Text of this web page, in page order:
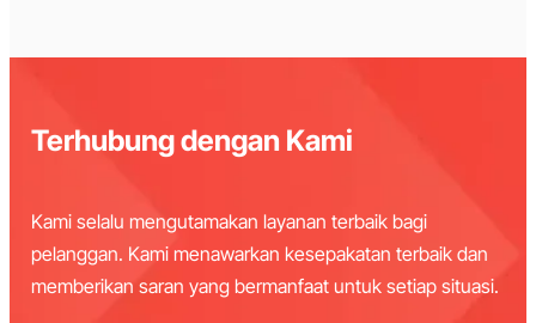
Terhubung dengan Kami
Kami selalu mengutamakan layanan terbaik bagi
pelanggan. Kami menawarkan kesepakatan terbaik dan
memberikan saran yang bermanfaat untuk setiap situasi.